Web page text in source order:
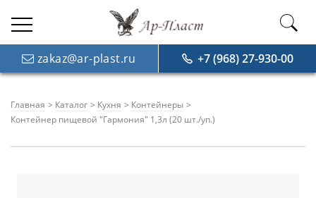
zakaz@ar-plast.ru +7 (968) 27-930-00
Главная Каталог Кухня
Контейнеры
Контейнер пищевой "Гармония" 1,3л (20 шт./уп.)